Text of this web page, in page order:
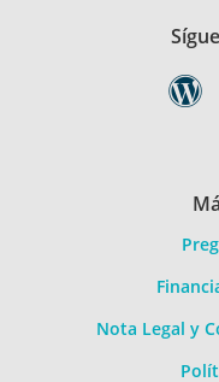
Nota Legal y